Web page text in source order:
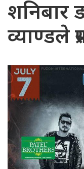
शनिबार
व्याण्डले